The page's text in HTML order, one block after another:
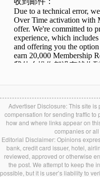
https://
Advertiser Disclosure: This site
compensation for sending traffic to
how and where links appear on
companies or
Editorial Disclaimer: Opinions
bank, credit card issuer, hotel,
reviewed, approved or otherwise
the post. We attempt to keep the
possible, but it is user’s liability to